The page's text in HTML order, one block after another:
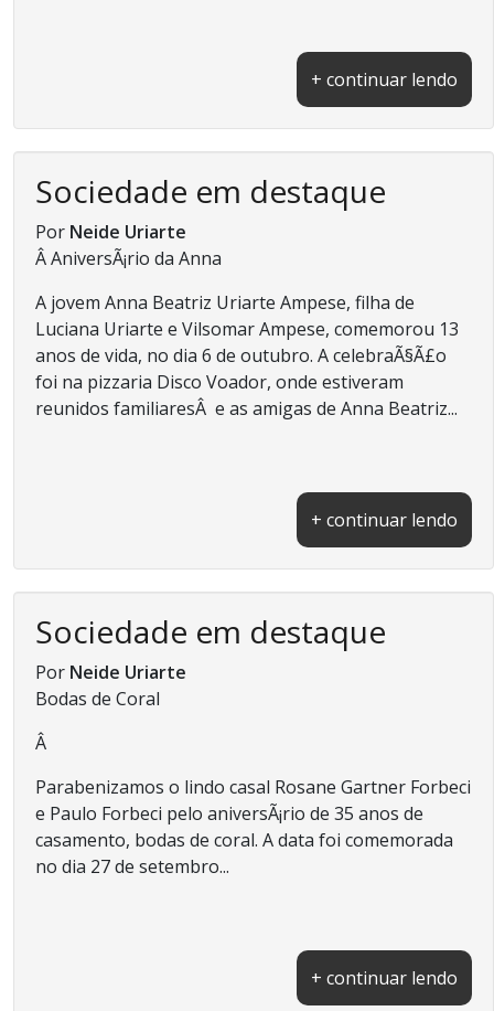
+ continuar lendo
Sociedade em destaque
Por Neide Uriarte
Â AniversÃ¡rio da Anna
A jovem Anna Beatriz Uriarte Ampese, filha de
Luciana Uriarte e Vilsomar Ampese, comemorou 13
anos de vida, no dia 6 de outubro. A celebraÃ§Ã£o
foi na pizzaria Disco Voador, onde estiveram
reunidos familiaresÂ e as amigas de Anna Beatriz...
+ continuar lendo
Sociedade em destaque
Por Neide Uriarte
Bodas de Coral
Â
Parabenizamos o lindo casal Rosane Gartner Forbeci
e Paulo Forbeci pelo aniversÃ¡rio de 35 anos de
casamento, bodas de coral. A data foi comemorada
no dia 27 de setembro...
+ continuar lendo